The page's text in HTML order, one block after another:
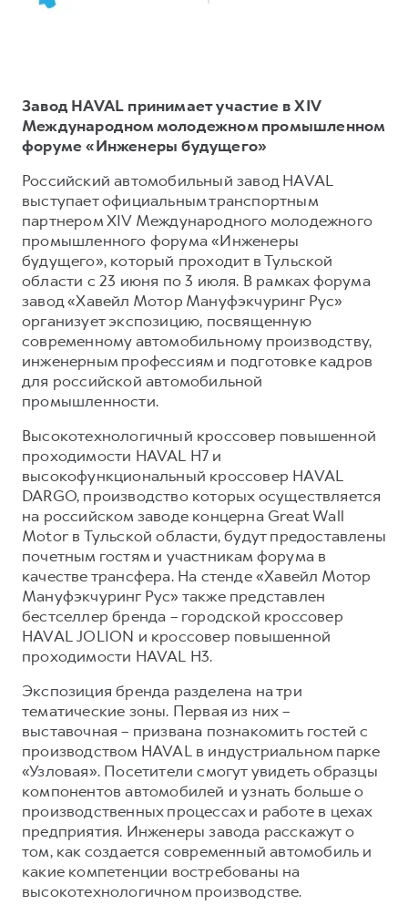
КРЕДИТ И СТРАХОВАНИЕ
Кредитный калькулятор
Страхование
Кредит
КОРПОРАТИВНЫМ КЛИЕНТАМ
Для малого бизнеса
Корпоративным клиентам
Крупным корпоративным клиентам
Система управления автопарком
Сервис для корпоративных клиентов
HAVAL Лизинг
АКСЕССУАРЫ HAVAL
Автомобильные аксессуары
Коллекция PRO
Коллекция Базовая
Коллекция Детская
Регламенты технического обслуживания
Электронный ПТС
ПОДДЕРЖКА
GWM Безопасность
Гарантия HAVAL
Мобильное приложение GWM
Программа «HAVAL Защита+»
Руководства по эксплуатации
Подписки
АКСЕССУАРЫ HAVAL
Автомобильные аксессуары
Коллекция PRO
Коллекция Базовая
Коллекция Детская
Завод HAVAL принимает участие в XIV
Международном молодежном промышленном
форуме «Инженеры будущего»
Российский автомобильный завод HAVAL
выступает официальным транспортным
партнером XIV Международного молодежного
промышленного форума «Инженеры
будущего», который проходит в Тульской
области с 23 июня по 3 июля. В рамках форума
завод «Хавейл Мотор Мануфэкчуринг Рус»
организует экспозицию, посвященную
современному автомобильному производству,
инженерным профессиям и подготовке кадров
для российской автомобильной
промышленности.
Высокотехнологичный кроссовер повышенной
проходимости HAVAL H7 и
высокофункциональный кроссовер HAVAL
DARGO, производство которых осуществляется
на российском заводе концерна Great Wall
Motor в Тульской области, будут предоставлены
почетным гостям и участникам форума в
качестве трансфера. На стенде «Хавейл Мотор
Мануфэкчуринг Рус» также представлен
бестселлер бренда – городской кроссовер
HAVAL JOLION и кроссовер повышенной
проходимости HAVAL H3.
Экспозиция бренда разделена на три
тематические зоны. Первая из них –
выставочная – призвана познакомить гостей с
производством HAVAL в индустриальном парке
«Узловая». Посетители смогут увидеть образцы
компонентов автомобилей и узнать больше о
производственных процессах и работе в цехах
предприятия. Инженеры завода расскажут о
том, как создается современный автомобиль и
какие компетенции востребованы на
высокотехнологичном производстве.